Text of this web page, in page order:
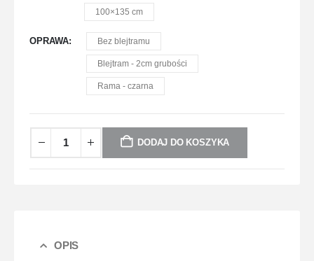
100×135 cm
OPRAWA Bez blejtramu
Blejtram - 2cm grubości
Rama - czarna
DODAJ DO KOSZYKA
OPIS